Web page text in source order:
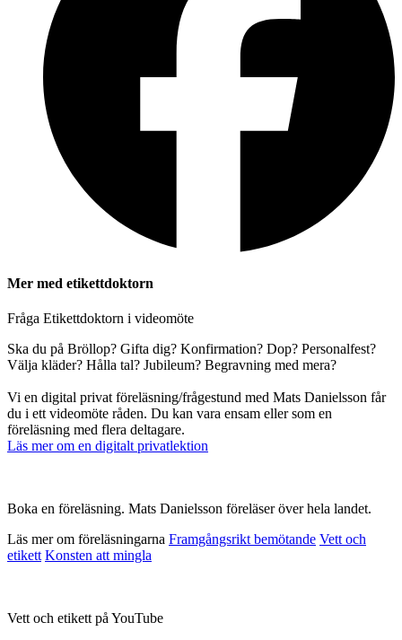
Mer med etikettdoktorn
Fråga Etikettdoktorn i videomöte
Ska du på Bröllop? Gifta dig? Konfirmation? Dop? Personalfest?
Välja kläder? Hålla tal? Jubileum? Begravning med mera?
Vi en digital privat föreläsning/frågestund med Mats Danielsson får
du i ett videomöte råden. Du kan vara ensam eller som en
föreläsning med flera deltagare.
Läs mer om en digitalt privatlektion
Boka en föreläsning. Mats Danielsson föreläser över hela landet.
Läs mer om föreläsningarna Framgångsrikt bemötande Vett och
etikett Konsten att mingla
Vett och etikett på YouTube